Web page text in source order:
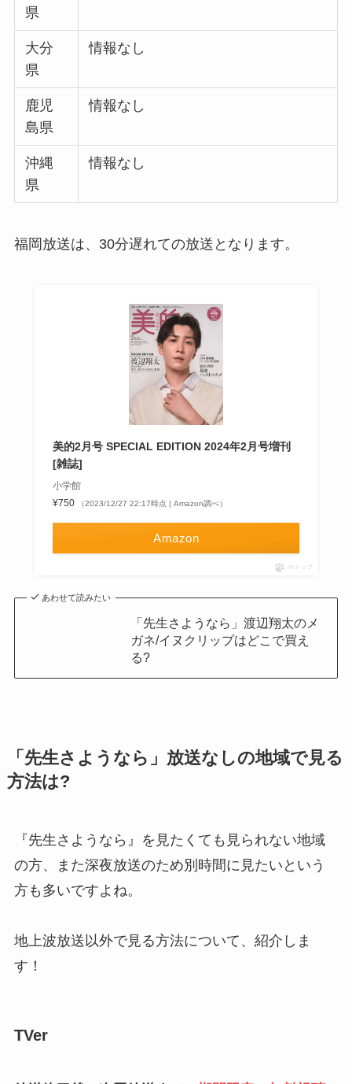
県
大分
県
情報なし
鹿児
島県
情報なし
沖縄
県
情報なし
福岡放送は、30分遅れての放送となります。
美的2月号 SPECIAL EDITION 2024年2月号増刊
[雑誌]
小学館
¥750
（2023/12/27 22:17時点 | Amazon調べ）
Amazon
ポチップ
あわせて読みたい
「先生さようなら」渡辺翔太のメ
ガネ/イヌクリップはどこで買え
る?
「先生さようなら」放送なしの地域で見る
方法は?
『先生さようなら』を見たくても見られない地域
の方、また深夜放送のため別時間に見たいという
方も多いですよね。
地上波放送以外で見る方法について、紹介しま
す！
TVer